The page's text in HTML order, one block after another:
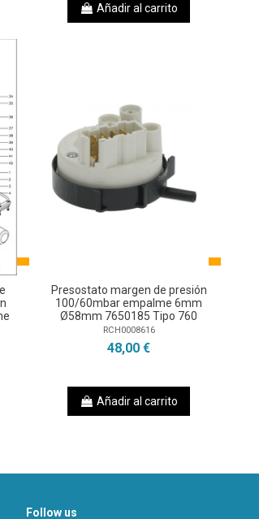
Añadir al carrito
Presostato margen de presión
100/60mbar empalme 6mm
Ø58mm 7650185 Tipo 760
RCH0008616
48,00 €
Añadir al carrito
Follow us